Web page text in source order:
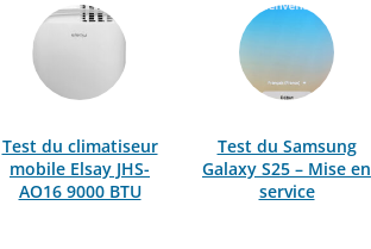
Test du climatiseur
mobile Elsay JHS-
AO16 9000 BTU
Test du Samsung
Galaxy S25 – Mise en
service